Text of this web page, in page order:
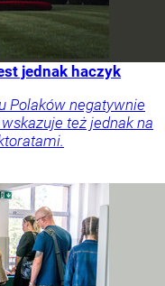
jednak haczyk
Polaków negatywnie
też jednak na